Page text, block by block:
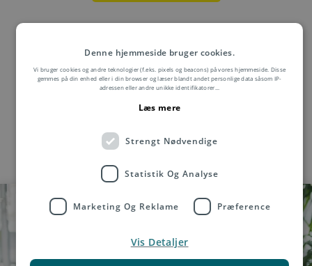
Denne hjemmeside bruger cookies.
Vi bruger cookies og andre teknologier (f.eks. pixels og beacons) på vores hjemmeside. Disse
gemmes på din enhed eller i din browser og læser blandt andet personlige data såsom IP-
adressen eller andre unikke identifikatorer
Læs mere
Strengt Nødvendige
Statistik Og Analyse
Marketing Og Reklame Præference
Vis Detaljer